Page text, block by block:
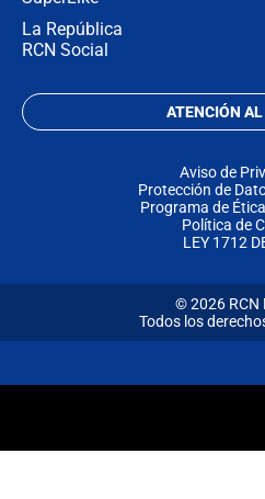
La República
RCN Social
ATENCIÓN
Aviso de
Protección de
Programa de
Política de
LEY 1712
© 2026 RCN
Todos los